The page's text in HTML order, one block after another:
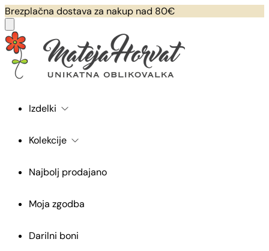
Brezplačna dostava za nakup nad 80€
Izdelki
Kolekcije
Najbolj prodajano
Moja zgodba
Darilni boni